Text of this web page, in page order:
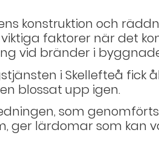
konstruktion och
faktorer när det
vid bränder i
i Skellefteå fick
blossat upp igen.
som
ger lärdomar som kan